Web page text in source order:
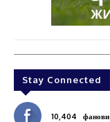
Stay Connected
10,404 фанови